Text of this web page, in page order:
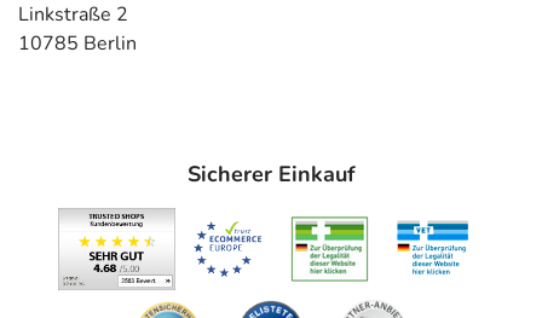
Was spricht gegen eine Anwendung?
Unter Umständen - sprechen Sie hierzu mit Ihrem Arzt
oder Apotheker:
- Diabetes mellitus (Zuckerkrankheit)
- Herzerkrankung
- Abhängigkeit
Linkstraße 2
10785 Berlin
Sicherer Einkauf